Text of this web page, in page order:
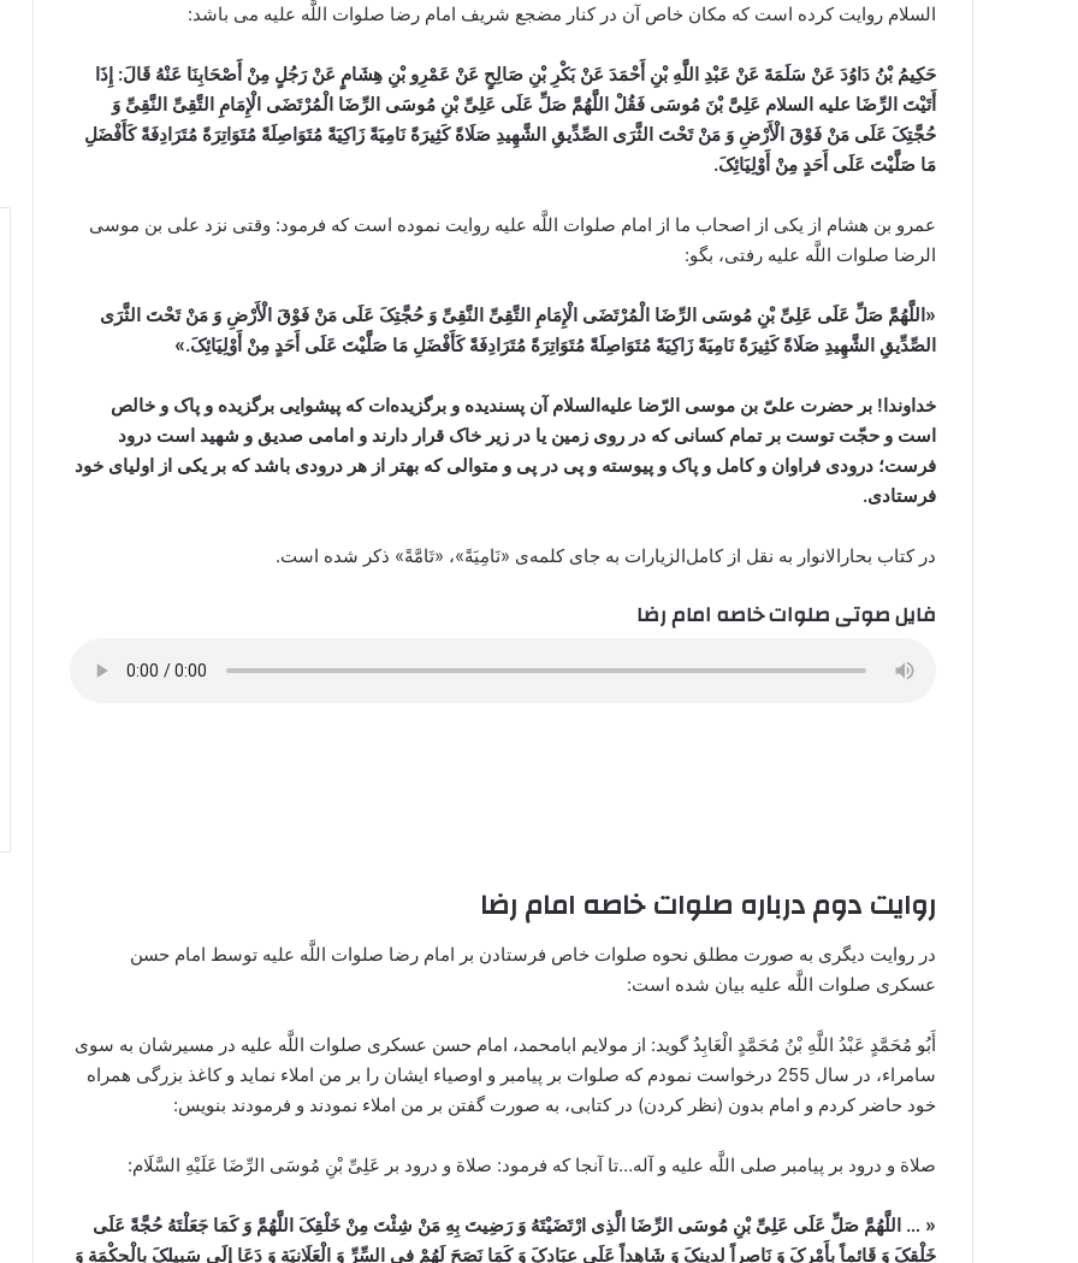
السلام روایت کرده است که مکان خاص آن در کنار مضجع شریف امام رضا صلوات اللَّه علیه می باشد:
حَکِیمُ بْنُ دَاوُدَ عَنْ سَلَمَةَ عَنْ عَبْدِ اللَّهِ بْنِ أَحْمَدَ عَنْ بَکْرِ بْنِ صَالِحٍ عَنْ عَمْرِو بْنِ هِشَامٍ عَنْ رَجُلٍ مِنْ أَصْحَابِنَا عَنْهُ قَالَ: إِذَا
أَتَیْتَ الرِّضَا علیه السلام عَلِیَّ بْنَ مُوسَی فَقُلْ اللَّهُمَّ صَلِّ عَلَی عَلِیِّ بْنِ مُوسَی الرِّضَا الْمُرْتَضَی الْإِمَامِ التَّقِیِّ النَّقِیِّ وَ
حُجَّتِکَ عَلَی مَنْ فَوْقَ الْأَرْضِ وَ مَنْ تَحْتَ الثَّرَی الصِّدِّیقِ الشَّهِیدِ صَلَاةً کَثِیرَةً نَامِیَةً زَاکِیَةً مُتَوَاصِلَةً مُتَوَاتِرَةً مُتَرَادِفَةً کَأَفْضَلِ
مَا صَلَّیْتَ عَلَی أَحَدٍ مِنْ أَوْلِیَائِکَ.
عمرو بن هشام از یکی از اصحاب ما از امام صلوات اللَّه علیه روایت نموده است که فرمود: وقتی نزد علی بن موسی
الرضا صلوات اللَّه علیه رفتی، بگو:
«اللَّهُمَّ صَلِّ عَلَی عَلِیِّ بْنِ مُوسَی الرِّضَا الْمُرْتَضَی الْإِمَامِ التَّقِیِّ النَّقِیِّ وَ حُجَّتِکَ عَلَی مَنْ فَوْقَ الْأَرْضِ وَ مَنْ تَحْتَ الثَّرَی
الصِّدِّیقِ الشَّهِیدِ صَلَاةً کَثِیرَةً نَامِیَةً زَاکِیَةً مُتَوَاصِلَةً مُتَوَاتِرَةً مُتَرَادِفَةً کَأَفْضَلِ مَا صَلَّیْتَ عَلَی أَحَدٍ مِنْ أَوْلِیَائِکَ.
»
خداوندا! بر حضرت علیّ بن موسی الرّضا علیه‌السلام آن پسندیده و برگزیده‌ات که پیشوایی برگزیده و پاک و خالص
است و حجّت توست بر تمام کسانی که در روی زمین یا در زیر خاک قرار دارند و امامی صدیق و شهید است درود
فرست؛ درودی فراوان و کامل و پاک و پیوسته و پی در پی و متوالی که بهتر از هر درودی باشد که بر یکی از اولیای خود
فرستادی.
در کتاب بحارالانوار به نقل از کامل‌الزیارات به جای کلمه‌ی «نَامِیَةً»، «تَامَّةً» ذکر شده است.
فایل صوتی صلوات خاصه امام رضا
روایت دوم درباره صلوات خاصه امام رضا
در روایت دیگری به صورت مطلق نحوه صلوات خاص فرستادن بر امام رضا صلوات اللَّه علیه توسط امام حسن
عسکری صلوات اللَّه علیه بیان شده است:
أَبُو مُحَمَّدٍ عَبْدُ اللَّهِ بْنُ مُحَمَّدٍ الْعَابِدُ گوید: از مولایم ابامحمد، امام حسن عسکری صلوات اللَّه علیه در مسیرشان به سوی
سامراء، در سال 255 درخواست نمودم که صلوات بر پیامبر و اوصیاء ایشان را بر من املاء نماید و کاغذ بزرگی همراه
خود حاضر کردم و امام بدون (نظر کردن) در کتابی، به صورت گفتن بر من املاء نمودند و فرمودند بنویس:
صلاة و درود بر پیامبر صلی اللَّه علیه و آله…تا آنجا که فرمود: صلاة و درود بر عَلِیِّ بْنِ مُوسَی الرِّضَا عَلَیْهِ السَّلَام:
« … اللَّهُمَّ صَلِّ عَلَی عَلِیِّ بْنِ مُوسَی الرِّضَا الَّذِی ارْتَضَیْتَهُ وَ رَضِیتَ بِهِ مَنْ شِئْتَ مِنْ خَلْقِکَ اللَّهُمَّ وَ کَمَا جَعَلْتَهُ حُجَّةً عَلَی
خَلْقِکَ وَ قَائِماً بِأَمْرِکَ وَ نَاصِراً لِدِینِکَ وَ شَاهِداً عَلَی عِبَادِکَ وَ کَمَا نَصَحَ لَهُمْ فِی السِّرِّ وَ الْعَلَانِیَةِ وَ دَعَا إِلَی سَبِیلِکَ بِالْحِکْمَةِ وَ